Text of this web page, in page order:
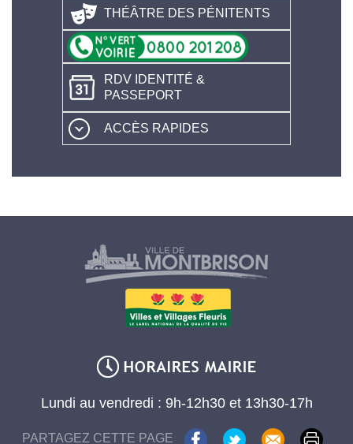
THÉÂTRE DES PÉNITENTS
RDV IDENTITÉ &
PASSEPORT
ACCÈS RAPIDES
Lundi au vendredi : 9h-12h30 et 13h30-17h
PARTAGEZ CETTE PAGE